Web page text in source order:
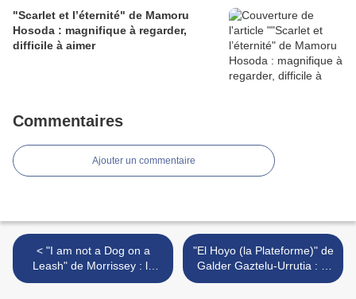
"Scarlet et l’éternité" de Mamoru
Hosoda : magnifique à regarder,
difficile à aimer
Commentaires
Ajouter un commentaire
< "I am not a Dog on a
Leash" de Morrissey : le
temps n'est pas son ami
"El Hoyo (la Plateforme)" de
Galder Gaztelu-Urrutia : la
théorie du ruissellement >